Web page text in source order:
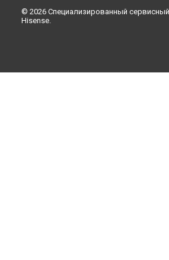
© 2026 Специализированный
Hisense.